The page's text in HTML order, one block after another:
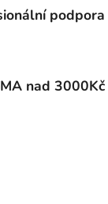
podpora
nad 3000Kč